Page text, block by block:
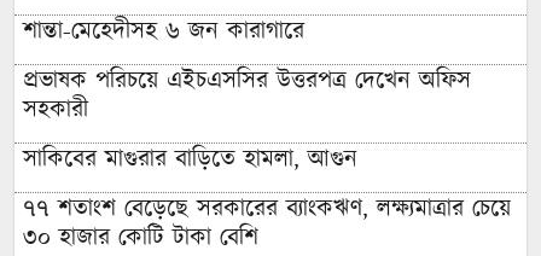
শান্তা-মেহেদীসহ ৬ জন কারাগারে
প্রভাষক পরিচয়ে এইচএসসির উত্তরপত্র দেখেন অফিস
সহকারী
সাকিবের মাগুরার বাড়িতে হামলা, আগুন
৭৭ শতাংশ বেড়েছে সরকারের ব্যাংকঋণ, লক্ষ্যমাত্রার চেয়ে
৩০ হাজার কোটি টাকা বেশি